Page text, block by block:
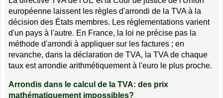
européenne laissent les règles d'arrondi de la TVA à la
décision des États membres. Les réglementations varient
d'un pays à l'autre. En France, la loi ne précise pas la
méthode d'arrondi à appliquer sur les factures ; en
revanche, dans la déclaration de TVA, la TVA de chaque
taux est arrondie arithmétiquement à l'euro le plus proche.
Arrondis dans le calcul de la TVA: des prix
mathématiquement impossibles?